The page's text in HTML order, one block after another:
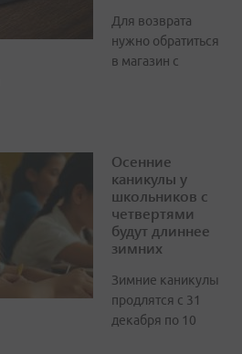
Для возврата
нужно обратиться
в магазин с
Осенние
каникулы у
школьников с
четвертями
будут длиннее
зимних
Зимние каникулы
продлятся с 31
декабря по 10